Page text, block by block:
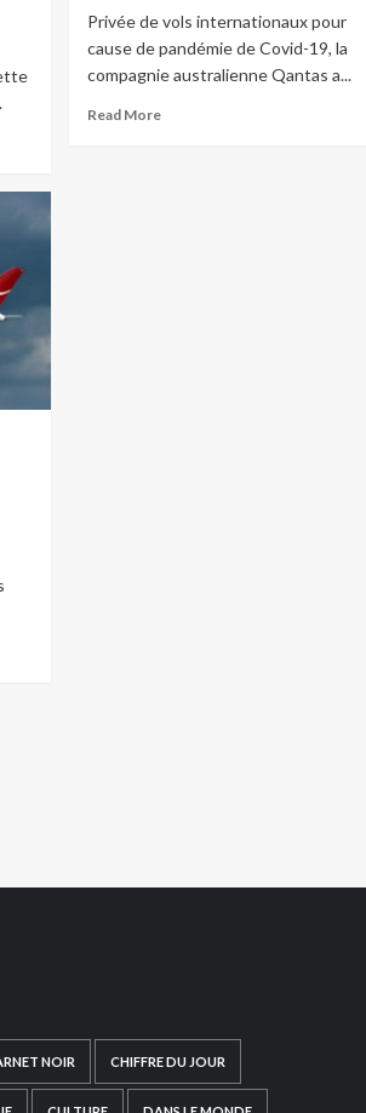
Privée de vols internationaux pour
cause de pandémie de Covid-19, la
compagnie australienne Qantas a...
Read More
NOIR CHIFFRE DU JOUR